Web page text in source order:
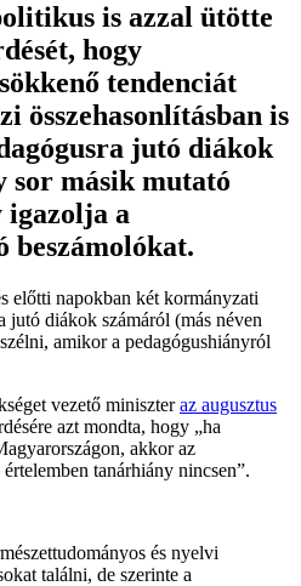
is azzal ütötte
hogy
tendenciát
összehasonlításban is
jutó diákok
sor másik mutató
igazolja a
beszámolókat.
előtti napokban két kormányzati
jutó diákok számáról (más néven
amikor a pedagógushiányról
vezető miniszteraz augusztus
azt mondta, hogy „ha
akkor az
tanárhiány nincsen”.
és nyelvi
találni, de szerinte a